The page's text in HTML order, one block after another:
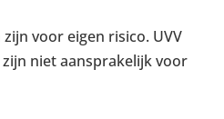
voor eigen risico. UVV
niet aansprakelijk voor